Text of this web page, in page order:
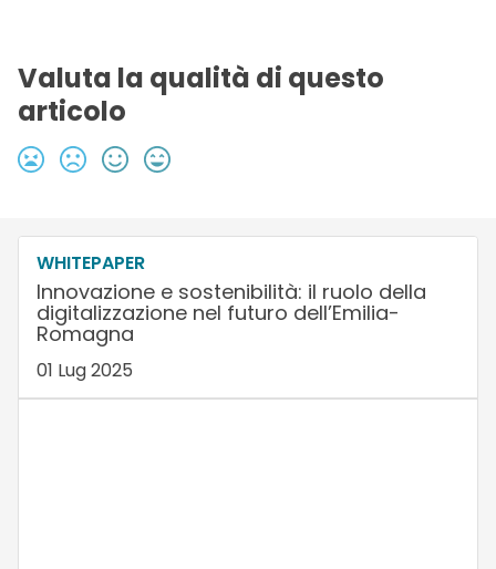
Valuta la qualità di questo
articolo
WHITEPAPER
Innovazione e sostenibilità: il ruolo della
digitalizzazione nel futuro dell’Emilia-
Romagna
01 Lug 2025